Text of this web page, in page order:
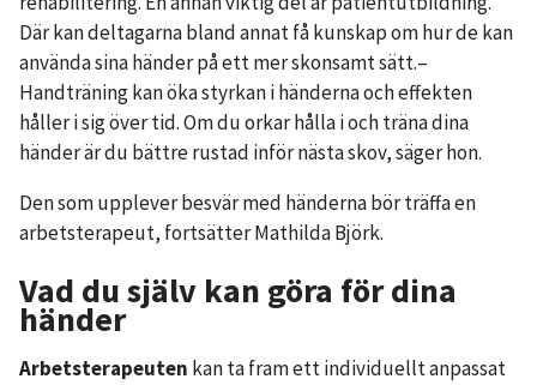
Där kan deltagarna bland annat få kunskap om hur de kan
använda sina händer på ett mer skonsamt sätt.–
Handträning kan öka styrkan i händerna och effekten
håller i sig över tid. Om du orkar hålla i och träna dina
händer är du bättre rustad inför nästa skov, säger hon.
Den som upplever besvär med händerna bör träffa en
arbetsterapeut, fortsätter Mathilda Björk.
Vad du själv kan göra för dina
händer
Arbetsterapeuten kan ta fram ett individuellt anpassat